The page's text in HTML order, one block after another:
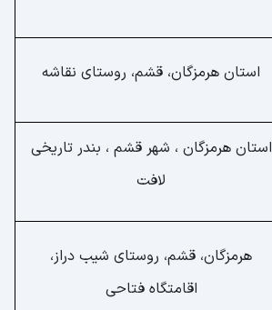
استان هرمزگان، قشم، روستای نقاشه
استان هرمزگان ، شهر قشم ، بندر تاریخی
لافت
هرمزگان، قشم، روستای شیب دراز،
اقامتگاه فتاحی